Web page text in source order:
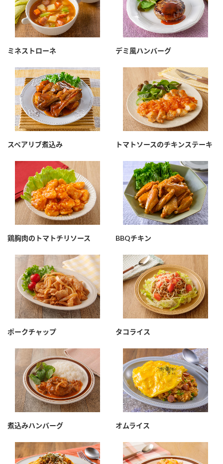
スープ 中華
クイック調味料 レモン果汁
ふりかけ おすしの素
炊き込みご飯の素 米飯用調味液
納豆 Fibee
味ぽん
ぽん酢
鍋なび
納豆のサイト
PIN印
三ツ判山吹
千夜
スペシャルサイト
お酢を知ろう！
すしラボ
ぽん酢サワー
納豆の豆知識
鍋奉行マニュアル
ミツカンのCM
ロングセラー商品 ＋ おすすめレシピ
人気商品 ＋ おすすめレシピ
企業理念
ミツカンを知る
環境への取り組み
水の文化センター（アーカイブ）
ZENB initiative
各部門が大切にしていること
おいしさと健康への取り組み
キッザニア東京「ぽん酢工房」
採用情報
ニュースリリース
お客様相談センター
お客様の声をいかしました
販売終了製品のご案内
よくあるご質問
お問い合わせ
地図から取り扱い店舗を探す
ミツカン公式通販
検索
業務用サイト ミツカングループについて 製造所固有記号一覧
ミネストローネ デミ風ハンバーグ
スペアリブ煮込み トマトソースのチキンステーキ
鶏胸肉のトマトチリソース BBQチキン
ポークチャップ タコライス
煮込みハンバーグ オムライス